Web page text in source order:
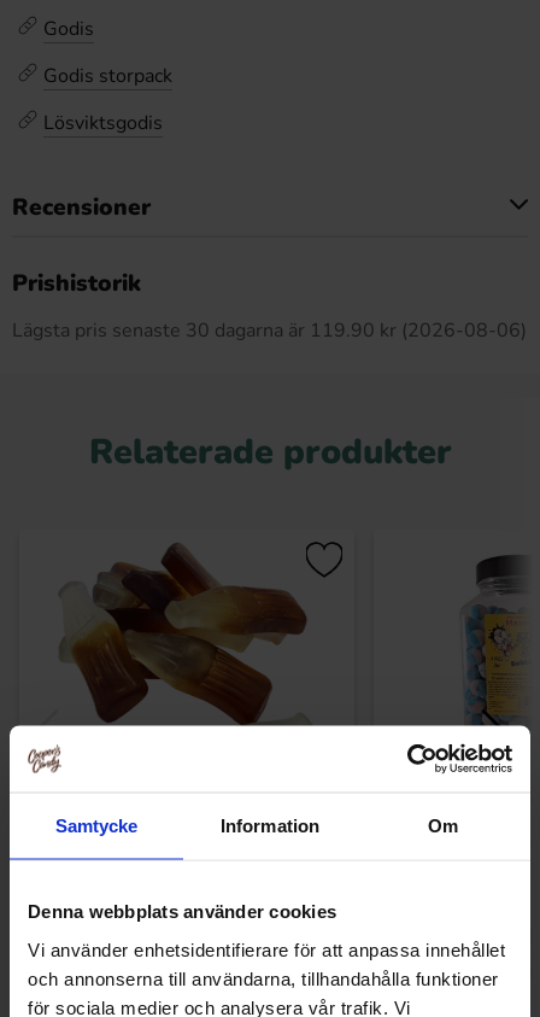
Samtycke Information Om
Denna webbplats använder cookies
Vi använder enhetsidentifierare för att anpassa innehållet
och annonserna till användarna, tillhandahålla funktioner
för sociala medier och analysera vår trafik. Vi
Godis
Godis storpack
Lösviktsgodis
Recensioner
Prishistorik
Lägsta pris senaste 30 dagarna är 119.90 kr (2026-08-06)
Relaterade produkter
Matthijs Giga Colaflaskor 1kg
122.94 kr
Köp Köp